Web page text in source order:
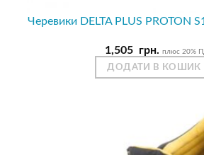
Черевики DELTA PLUS PROTON
1,505 грн. плюс 20%
ДОДАТИ В КОШИК